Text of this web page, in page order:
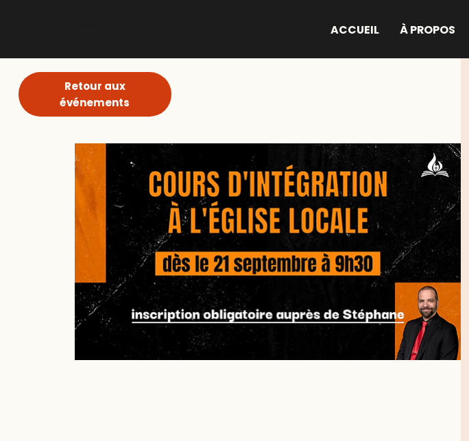
ACCUEIL À PROPOS
Retour aux
événements